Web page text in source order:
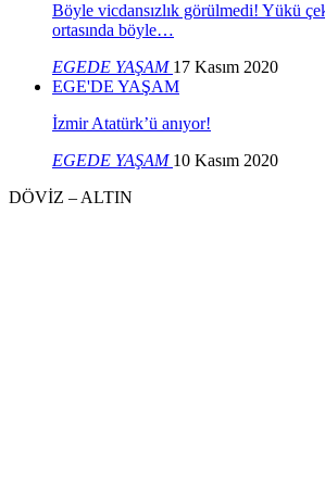
Böyle vicdansızlık görülmedi! Yükü
ortasında böyle…
EGEDE YAŞAM 17 Kasım 2020
EGE'DE YAŞAM
İzmir Atatürk’ü anıyor!
EGEDE YAŞAM 10 Kasım 2020
DÖVİZ – ALTIN